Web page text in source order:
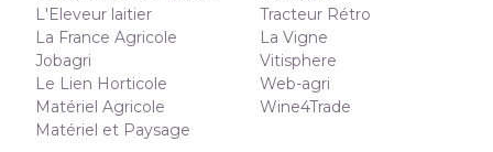
L'Eleveur laitier
La France Agricole
Jobagri
Le Lien Horticole
Matériel Agricole
Matériel et Paysage
Tracteur Rétro
La Vigne
Vitisphere
Web-agri
Wine4Trade